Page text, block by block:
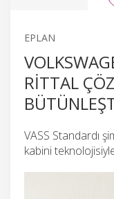
EPLAN
RITTAL
VASS Standardı
kabini